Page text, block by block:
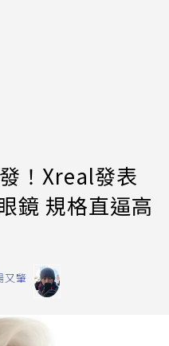
！Xreal發表
鏡 規格直逼高
又肇